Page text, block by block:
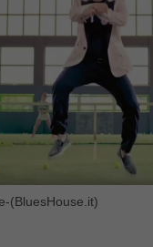
(BluesHouse.it)